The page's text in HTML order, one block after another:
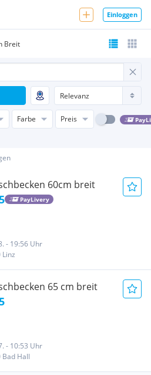
Einloggen
Breit
Farbe Preis
60cm breit
PayLivery
- 19:56 Uhr
Linz
65 cm breit
- 10:53 Uhr
Bad Hall